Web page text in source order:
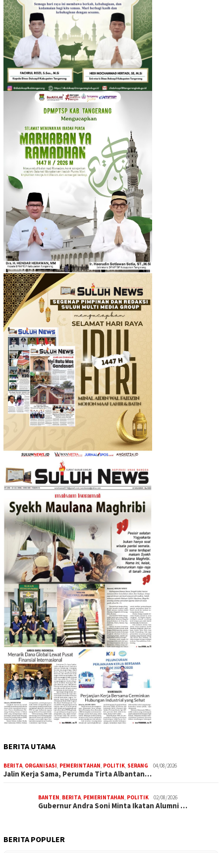
BERITA UTAMA
BERITA ORGANISASI PEMERINTAHAN POLITIK SERANG 04/08/2026
Jalin Kerja Sama, Perumda Tirta Albantan…
BANTEN BERITA PEMERINTAHAN POLITIK 02/08/2026
Gubernur Andra Soni Minta Ikatan Alumni …
BERITA POPULER